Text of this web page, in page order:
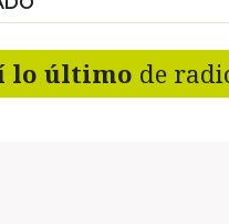
lo último de